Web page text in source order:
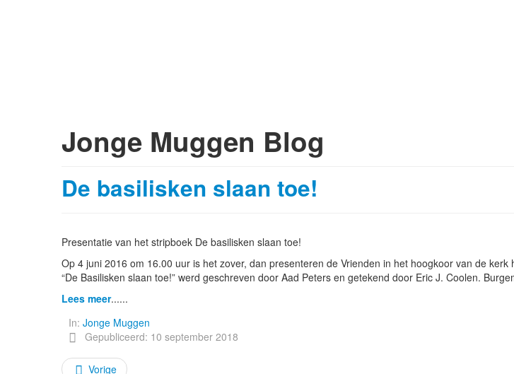
Jonge Muggen Blog
De basilisken slaan toe!
Presentatie van het stripboek De basilisken slaan toe!
Op 4 juni 2016 om 16.00 uur is het zover, dan presenteren de Vrienden in het hoogkoor van de
“De Basilisken slaan toe!” werd geschreven door Aad Peters en getekend door Eric J. Coolen.
Lees meer......
In: Jonge Muggen
Gepubliceerd: 10 september 2018
Vorige